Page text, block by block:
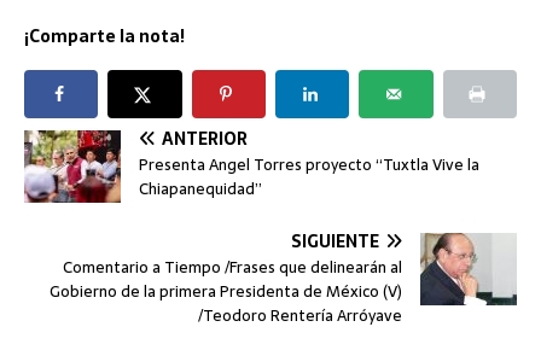
¡Comparte la nota!
ANTERIOR
Presenta Angel Torres proyecto “Tuxtla Vive la
Chiapanequidad”
SIGUIENTE
Comentario a Tiempo /Frases que delinearán al
Gobierno de la primera Presidenta de México (V)
/Teodoro Rentería Arróyave